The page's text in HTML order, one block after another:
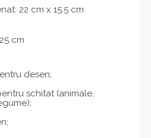
22 cm x 15.5 cm
cm
desen;
schitat (animale,